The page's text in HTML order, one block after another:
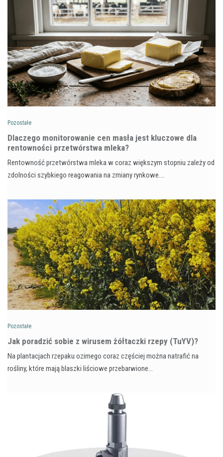
Pozostałe
Dlaczego monitorowanie cen masła jest kluczowe dla
rentowności przetwórstwa mleka?
Rentowność przetwórstwa mleka w coraz większym stopniu zależy od
zdolności szybkiego reagowania na zmiany rynkowe.…
Pozostałe
​Jak poradzić sobie z wirusem żółtaczki rzepy (TuYV)?
Na plantacjach rzepaku ozimego coraz częściej można natrafić na
rośliny, które mają blaszki liściowe przebarwione…